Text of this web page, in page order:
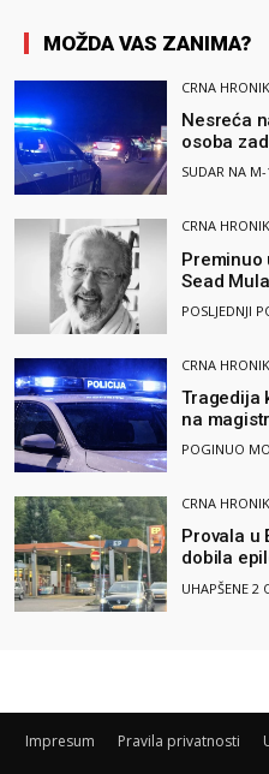
MOŽDA VAS ZANIMA?
CRNA
Nesreća
osoba
SUDAR NA
CRNA
Preminuo
Sead
emotivnu
POSLJEDNJI
CRNA
Tragedija
na
POGINUO
CRNA
Provala u
dobila
Čapljini i
UHAPŠENE 2
Impresum Pravila privatnosti